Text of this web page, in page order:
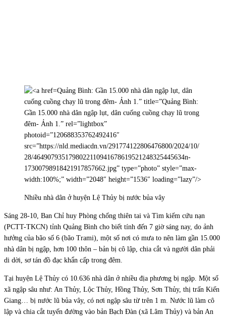
Quảng Bình: Gần 15.000 nhà dân ngập lụt, dân
cuống cuồng chạy lũ trong đêm- Ảnh 1.” title=”Quảng Bình:
Gần 15.000 nhà dân ngập lụt, dân cuống cuồng chạy lũ trong
đêm- Ảnh 1.” rel=”lightbox”
photoid=”120688353762492416″
src=”https://nld.mediacdn.vn/291774122806476800/2024/10/
28/4649079351798022110941678619521248325445634n-
17300798918421917857662.jpg” type=”photo” style=”max-
width:100%;” width=”2048″ height=”1536″ loading=”lazy”/>
Nhiều nhà dân ở huyện Lệ Thủy bị nước bủa vây
Sáng 28-10, Ban Chỉ huy Phòng chống thiên tai và Tìm kiếm cứu nạn
(PCTT-TKCN) tỉnh Quảng Bình cho biết tính đến 7 giờ sáng nay, do ảnh
hưởng của bão số 6 (bão Trami), một số nơi có mưa to nên làm gần 15.000
nhà dân bị ngập, hơn 100 thôn – bản bị cô lập, chia cắt và người dân phải
di dời, sơ tán đồ đạc khẩn cấp trong đêm.
Tại huyện Lệ Thủy có 10.636 nhà dân ở nhiều địa phương bị ngập. Một số
xã ngập sâu như: An Thủy, Lộc Thủy, Hồng Thủy, Sơn Thủy, thị trấn Kiến
Giang… bị nước lũ bủa vây, có nơi ngập sâu từ trên 1 m. Nước lũ làm cô
lập và chia cắt tuyến đường vào bản Bạch Đàn (xã Lâm Thủy) và bản An